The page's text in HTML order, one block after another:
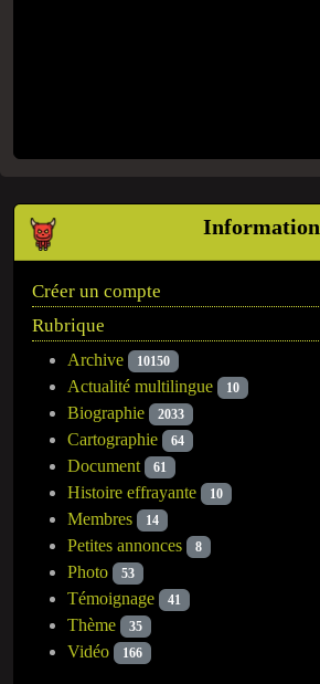
Information
Créer un compte
Rubrique
Archive 10150
Actualité multilingue 10
Biographie 2033
Cartographie 64
Document 61
Histoire effrayante 10
Membres 14
Petites annonces 8
Photo 53
Témoignage 41
Thème 35
Vidéo 166